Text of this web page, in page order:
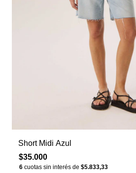
Short Midi Azul
$35.000
6 cuotas sin interés de $5.833,33